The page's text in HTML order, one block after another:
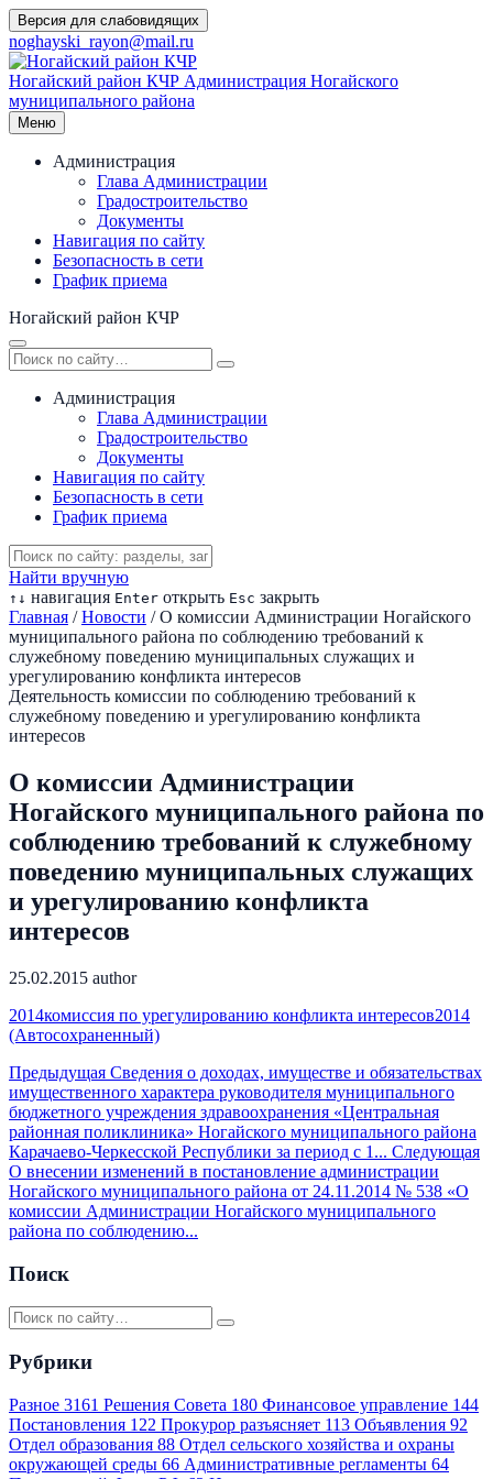
Перейти
к
содержимому
Версия для слабовидящих
noghayski_rayon@mail.ru
Ногайский район КЧР Администрация Ногайского
муниципального района
Меню
Администрация
Глава Администрации
Градостроительство
Документы
Навигация по сайту
Безопасность в сети
График приема
Ногайский район КЧР
Администрация
Глава Администрации
Градостроительство
Документы
Навигация по сайту
Безопасность в сети
График приема
Найти вручную
↑ ↓ навигация Enter открыть Esc закрыть
Главная / Новости / О комиссии Администрации Ногайского
муниципального района по соблюдению требований к
служебному поведению муниципальных служащих и
урегулированию конфликта интересов
Деятельность комиссии по соблюдению требований к
служебному поведению и урегулированию конфликта
интересов
О комиссии Администрации
Ногайского муниципального района по
соблюдению требований к служебному
поведению муниципальных служащих
и урегулированию конфликта
интересов
25.02.2015 author
2014комиссия по урегулированию конфликта интересов2014
(Автосохраненный)
Предыдущая Сведения о доходах, имуществе и обязательствах
имущественного характера руководителя муниципального
бюджетного учреждения здравоохранения «Центральная
районная поликлиника» Ногайского муниципального района
Карачаево-Черкесской Республики за период с 1... Следующая
О внесении изменений в постановление администрации
Ногайского муниципального района от 24.11.2014 № 538 «О
комиссии Администрации Ногайского муниципального
района по соблюдению...
Поиск
Рубрики
Разное 3161 Решения Совета 180 Финансовое управление 144
Постановления 122 Прокурор разъясняет 113 Объявления 92
Отдел образования 88 Отдел сельского хозяйства и охраны
окружающей среды 66 Административные регламенты 64